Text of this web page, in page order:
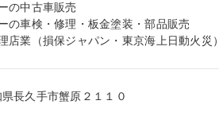
の中古車販売
の車検・修理・板金塗装・部品販売
店業（損保ジャパン・東京海上日動火災）
長久手市蟹原２１１０